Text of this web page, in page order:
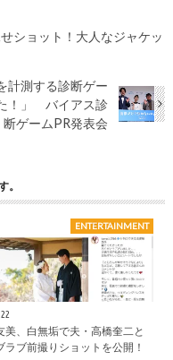
ショット！大人なジャケッ
計測する診断ゲー
！」 バイアス診
断ゲームPR発表会
。
ENTERTAINMENT
美、白無垢で夫・高橋奎二と
ラブ前撮りショットを公開！